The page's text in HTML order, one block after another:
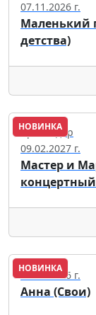
07.11.2026 г.
Маленький
детства)
НОВИНКА
Краснодар
09.02.2027 г.
Мастер и
НОВИНКА
28.08.2026 г.
Анна (Свои)